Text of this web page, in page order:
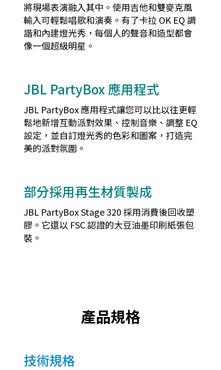
將現場表演融入其中。使用吉他和雙麥克風
輸入可輕鬆唱歌和演奏。有了卡拉 OK EQ 調
諧和內建燈光秀，每個人的聲音和造型都會
像一個超級明星。
JBL PartyBox 應用程式
JBL PartyBox 應用程式讓您可以比以往更輕
鬆地新增互動派對效果、控制音樂、調整 EQ
設定，並自訂燈光秀的色彩和圖案，打造完
美的派對氛圍。
部分採用再生材質製成
JBL PartyBox Stage 320 採用消費後回收塑
膠。它還以 FSC 認證的大豆油墨印刷紙張包
裝。
產品規格
技術規格